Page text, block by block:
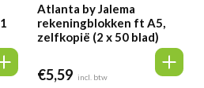
Atlanta by Jalema
rekeningblokken ft A5,
zelfkopië (2 x 50 blad)
€5,59 incl. btw